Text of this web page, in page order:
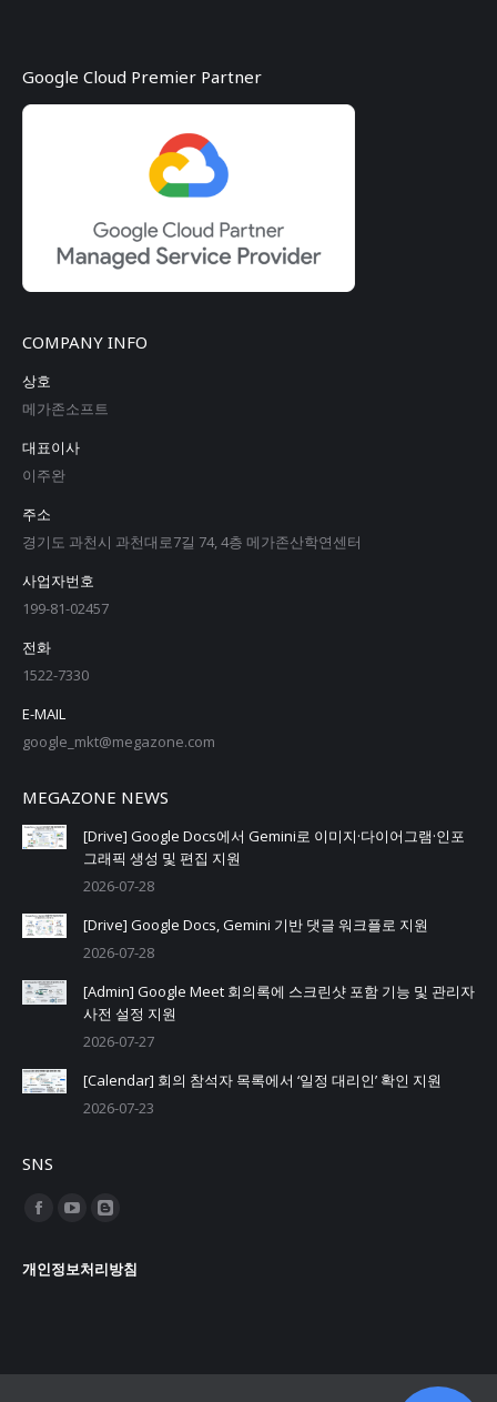
Google Cloud Premier Partner
COMPANY INFO
상호
메가존소프트
대표이사
이주완
주소
경기도 과천시 과천대로7길 74, 4층 메가존산학연센터
사업자번호
199-81-02457
전화
1522-7330
E-MAIL
google_mkt@megazone.com
MEGAZONE NEWS
[Drive] Google Docs에서 Gemini로 이미지·다이어그램·인포
그래픽 생성 및 편집 지원
2026-07-28
[Drive] Google Docs, Gemini 기반 댓글 워크플로 지원
2026-07-28
[Admin] Google Meet 회의록에 스크린샷 포함 기능 및 관리자
사전 설정 지원
2026-07-27
[Calendar] 회의 참석자 목록에서 ‘일정 대리인’ 확인 지원
2026-07-23
SNS
Find us on:
Facebook
opens
YouTube
opens
Blogger
opens
개인정보처리방침